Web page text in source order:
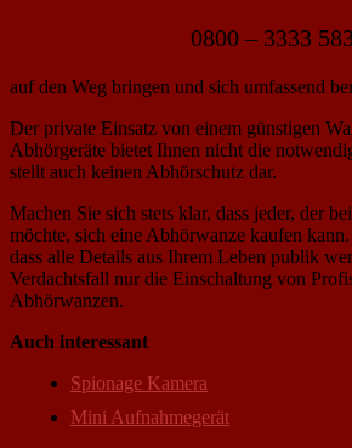
0800 – 3333 583
auf den Weg bringen und sich umfassend
Der private Einsatz von einem günstigen
Abhörgeräte bietet Ihnen nicht die
stellt auch keinen Abhörschutz dar.
Machen Sie sich stets klar, dass jeder, der
möchte, sich eine Abhörwanze kaufen
dass alle Details aus Ihrem Leben publik
Verdachtsfall nur die Einschaltung von
Abhörwanzen.
Auch interessant
Spionage Kamera
Mini Aufnahmegerät